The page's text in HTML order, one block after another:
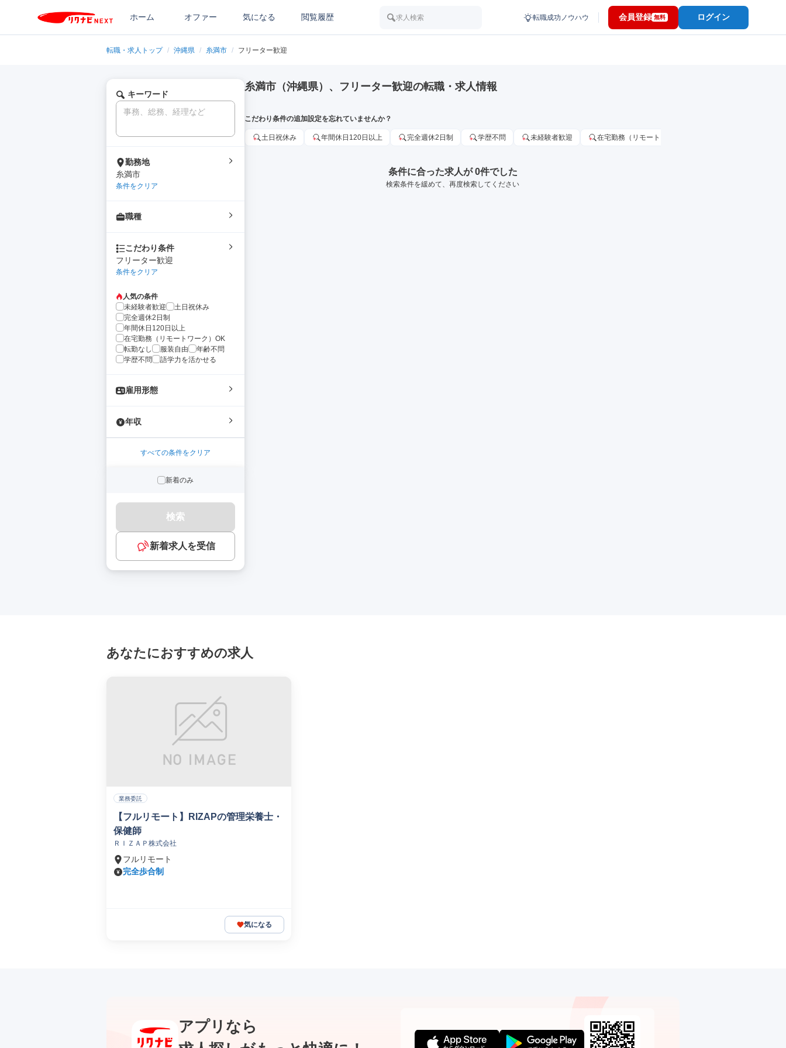
ホーム オファー 気になる 閲覧履歴 求人検索 転職成功ノウハウ 会員登録 無料 ログイン
転職・求人トップ / 沖縄県 / 糸満市 / フリーター歓迎
キーワード
勤務地
糸満市
条件をクリア
職種
こだわり条件
フリーター歓迎
条件をクリア
人気の条件
未経験者歓迎
土日祝休み
完全週休2日制
年間休日120日以上
在宅勤務（リモートワーク）OK
転勤なし
服装自由
年齢不問
学歴不問
語学力を活かせる
雇用形態
年収
すべての条件をクリア
新着のみ
検索
新着求人を受信
糸満市（沖縄県）、フリーター歓迎の転職・求人情報
こだわり条件の追加設定を忘れていませんか？
土日祝休み 年間休日120日以上 完全週休2日制 学歴不問 未経験者歓迎 在宅勤務（リモートワーク）OK
条件に合った求人が 0件でした
検索条件を緩めて、再度検索してください
あなたにおすすめの求人
業務委託
【フルリモート】RIZAPの管理栄養士・
保健師
ＲＩＺＡＰ株式会社
フルリモート
完全歩合制
気になる
アプリなら